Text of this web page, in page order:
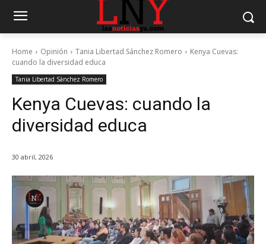
Home Opinión Tania Libertad Sánchez Romero
Kenya Cuevas:
cuando la diversidad educa
Tania Libertad Sánchez Romero
Kenya Cuevas: cuando la
diversidad educa
30 abril, 2026